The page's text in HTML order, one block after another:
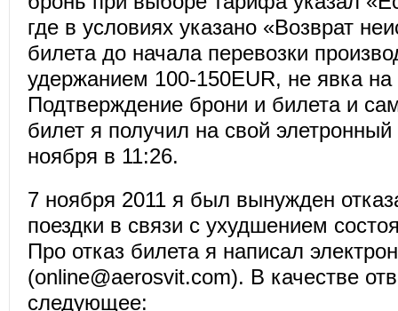
где в условиях указано «Возврат
билета до начала перевозки
удержанием 100-150EUR, не явка
Подтверждение брони и билета и
билет я получил на свой
ноября в 11:26.
7 ноября 2011 я был вынужден
поездки в связи с ухудшением
Про отказ билета я написал
(online@aerosvit.com). В качестве
следующее: